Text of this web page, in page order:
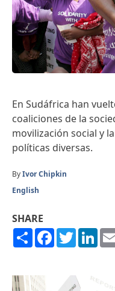
En Sudáfrica han
coaliciones de la
movilización social y
políticas diversas.
ByIvor Chipkin
English
SHARE
ShareFacebook
Twitter